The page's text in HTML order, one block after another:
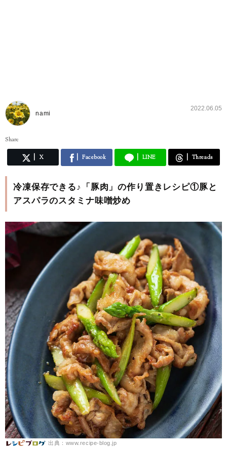
nami
2022.06.05
Share
X Facebook LINE Threads
冷凍保存できる♪「豚肉」の作り置きレシピ①豚と
アスパラのスタミナ味噌炒め
出典：www.recipe-blog.jp